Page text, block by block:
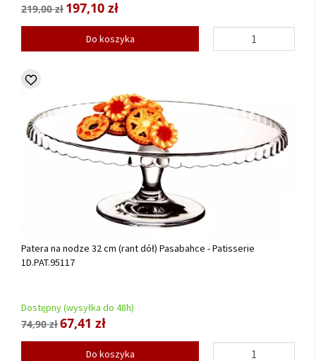
219,00 zł 197,10 zł
Do koszyka
Patera na nodze 32 cm (rant dół) Pasabahce - Patisserie
1D.PAT.95117
Dostępny (wysyłka do 48h)
74,90 zł67,41 zł
Do koszyka